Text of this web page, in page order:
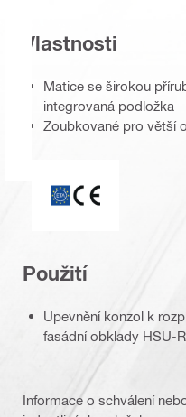
Vlastnosti
Matice se širokou
integrovaná podložka
Zoubkované pro větší
Použití
Upevnění konzol k
fasádní obklady HSU-R
Informace o schválení